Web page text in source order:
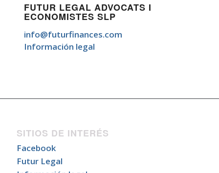
FUTUR LEGAL ADVOCATS I
ECONOMISTES SLP
info@futurfinances.com
Información legal
SITIOS DE INTERÉS
Facebook
Futur Legal